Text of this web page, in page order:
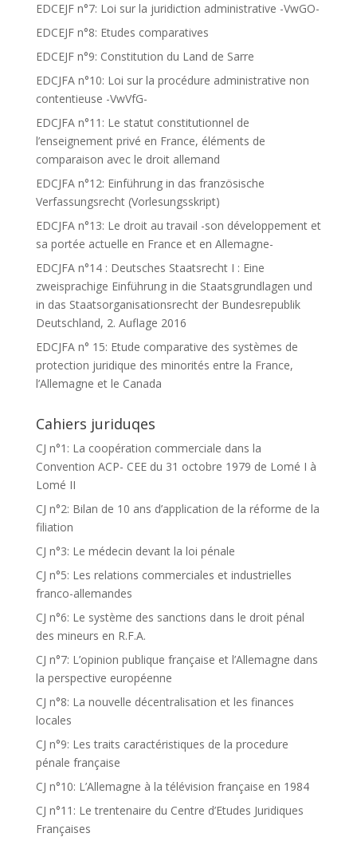
EDCEJF n°7: Loi sur la juridiction administrative -VwGO-
EDCEJF n°8: Etudes comparatives
EDCEJF n°9: Constitution du Land de Sarre
EDCJFA n°10: Loi sur la procédure administrative non
contentieuse -VwVfG-
EDCJFA n°11: Le statut constitutionnel de
l’enseignement privé en France, éléments de
comparaison avec le droit allemand
EDCJFA n°12: Einführung in das französische
Verfassungsrecht (Vorlesungsskript)
EDCJFA n°13: Le droit au travail -son développement et
sa portée actuelle en France et en Allemagne-
EDCJFA n°14 : Deutsches Staatsrecht I : Eine
zweisprachige Einführung in die Staatsgrundlagen und
in das Staatsorganisationsrecht der Bundesrepublik
Deutschland, 2. Auflage 2016
EDCJFA n° 15: Etude comparative des systèmes de
protection juridique des minorités entre la France,
l’Allemagne et le Canada
Cahiers juriduqes
CJ n°1: La coopération commerciale dans la
Convention ACP- CEE du 31 octobre 1979 de Lomé I à
Lomé II
CJ n°2: Bilan de 10 ans d’application de la réforme de la
filiation
CJ n°3: Le médecin devant la loi pénale
CJ n°5: Les relations commerciales et industrielles
franco-allemandes
CJ n°6: Le système des sanctions dans le droit pénal
des mineurs en R.F.A.
CJ n°7: L’opinion publique française et l’Allemagne dans
la perspective européenne
CJ n°8: La nouvelle décentralisation et les finances
locales
CJ n°9: Les traits caractéristiques de la procedure
pénale française
CJ n°10: L’Allemagne à la télévision française en 1984
CJ n°11: Le trentenaire du Centre d’Etudes Juridiques
Françaises